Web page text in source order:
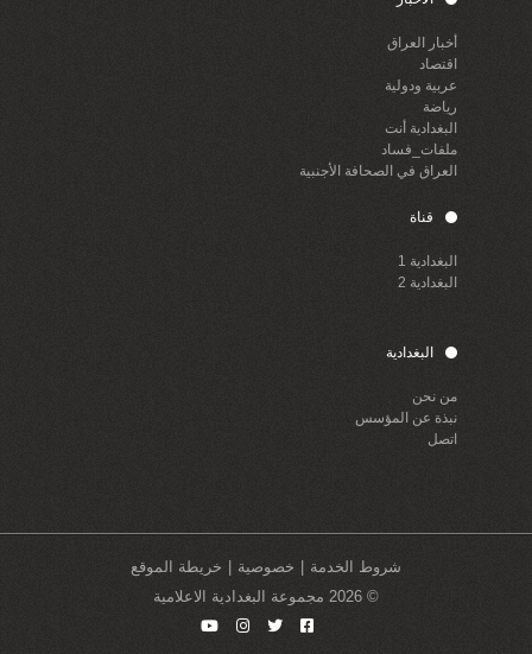
أخبار العراق
اقتصاد
عربية ودولية
رياضة
البغدادية أنت
ملفات_فساد
العراق في الصحافة الأجنبية
قناة
البغدادية 1
البغدادية 2
البغدادية
من نحن
نبذة عن المؤسس
اتصل
شروط الخدمة خصوصية
خريطة الموقع
© 2026 مجموعة البغدادية الاعلامية